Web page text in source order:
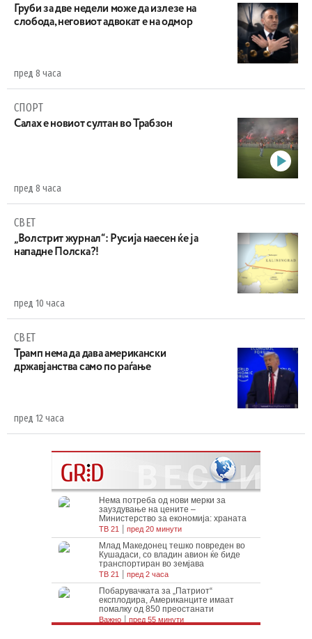
Груби за две недели може да излезе на
слобода, неговиот адвокат е на одмор
пред 8 часа
СПОРТ
Салах е новиот султан во Трабзон
пред 8 часа
СВЕТ
„Волстрит журнал“: Русија наесен ќе ја
нападне Полска?!
пред 10 часа
СВЕТ
Трамп нема да дава американски
државјанства само по раѓање
пред 12 часа